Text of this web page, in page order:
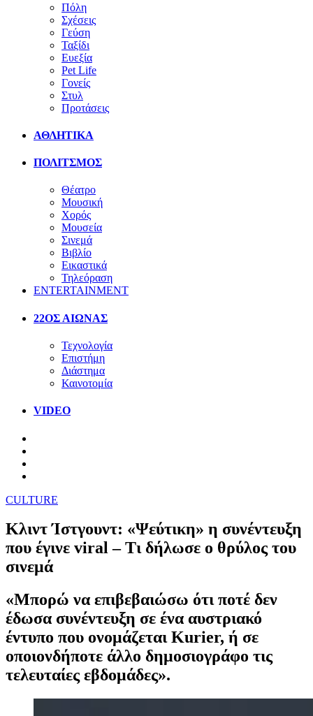
Πόλη
Σχέσεις
Γεύση
Ταξίδι
Ευεξία
Pet Life
Γονείς
Στυλ
Προτάσεις
ΑΘΛΗΤΙΚΑ
ΠΟΛΙΤΣΜΟΣ
Θέατρο
Μουσική
Χορός
Μουσεία
Σινεμά
Βιβλίο
Εικαστικά
Τηλεόραση
ENTERTAINMENT
22ΟΣ ΑΙΩΝΑΣ
Τεχνολογία
Επιστήμη
Διάστημα
Καινοτομία
VIDEO
CULTURE
Κλιντ Ίστγουντ: «Ψεύτικη» η συνέντευξη
που έγινε viral – Τι δήλωσε ο θρύλος του
σινεμά
«Μπορώ να επιβεβαιώσω ότι ποτέ δεν
έδωσα συνέντευξη σε ένα αυστριακό
έντυπο που ονομάζεται Kurier, ή σε
οποιονδήποτε άλλο δημοσιογράφο τις
τελευταίες εβδομάδες».